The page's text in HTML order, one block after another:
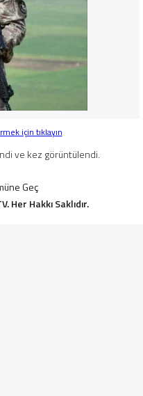
için tıklayın
ve kez görüntülendi.
Geç
Her Hakkı Saklıdır.